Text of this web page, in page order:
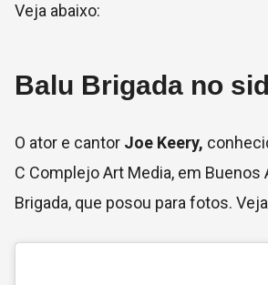
Veja abaixo:
Balu Brigada no
O ator e cantor Joe Keery,
C Complejo Art Media, em
Brigada, que posou para fotos.